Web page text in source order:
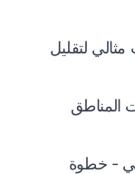
لتقليل
المناطق
- خطوة